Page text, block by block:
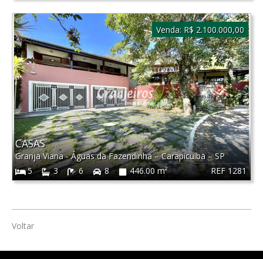
REF 1281
CASAS
Granja Viana - Águas da Fazendinha–Carapicuíba–SP
5
3 6 8 446.00 m²
Venda: R$ 2.100.000,00
Voltar